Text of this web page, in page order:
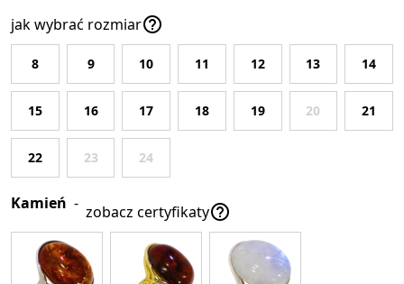
jak wybrać rozmiar
8 9 10 11 12 13 14
15 16 17 18 19 20 21
22 23 24
Kamień - zobacz certyfikaty